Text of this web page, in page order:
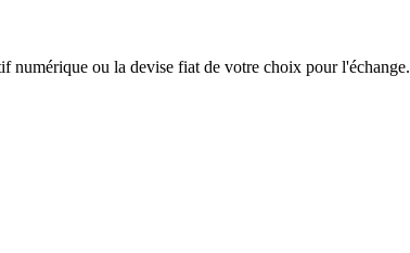
numérique ou la devise fiat de votre choix pour l'échange.